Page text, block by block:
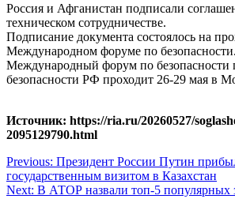
Россия и Афганистан подписали
техническом сотрудничестве.
Подписание документа состоялось на
Международном форуме по безопасности.
Международный форум по безопасности
безопасности РФ проходит 26-29 мая в
Источник: https://ria.ru/20260527/
2095129790.html
Навигация
по
Previous: Президент России Путин
государственным визитом в Казахстан
Next: В АТОР назвали топ-5 популярных